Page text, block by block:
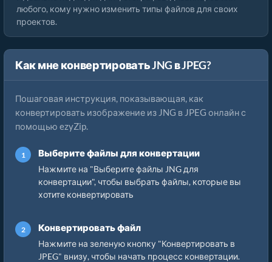
любого, кому нужно изменить типы файлов для своих
проектов.
Как мне конвертировать JNG в JPEG?
Пошаговая инструкция, показывающая, как
конвертировать изображение из JNG в JPEG онлайн с
помощью ezyZip.
Выберите файлы для конвертации
Нажмите на "Выберите файлы JNG для
конвертации", чтобы выбрать файлы, которые вы
хотите конвертировать
Конвертировать файл
Нажмите на зеленую кнопку "Конвертировать в
JPEG" внизу, чтобы начать процесс конвертации.